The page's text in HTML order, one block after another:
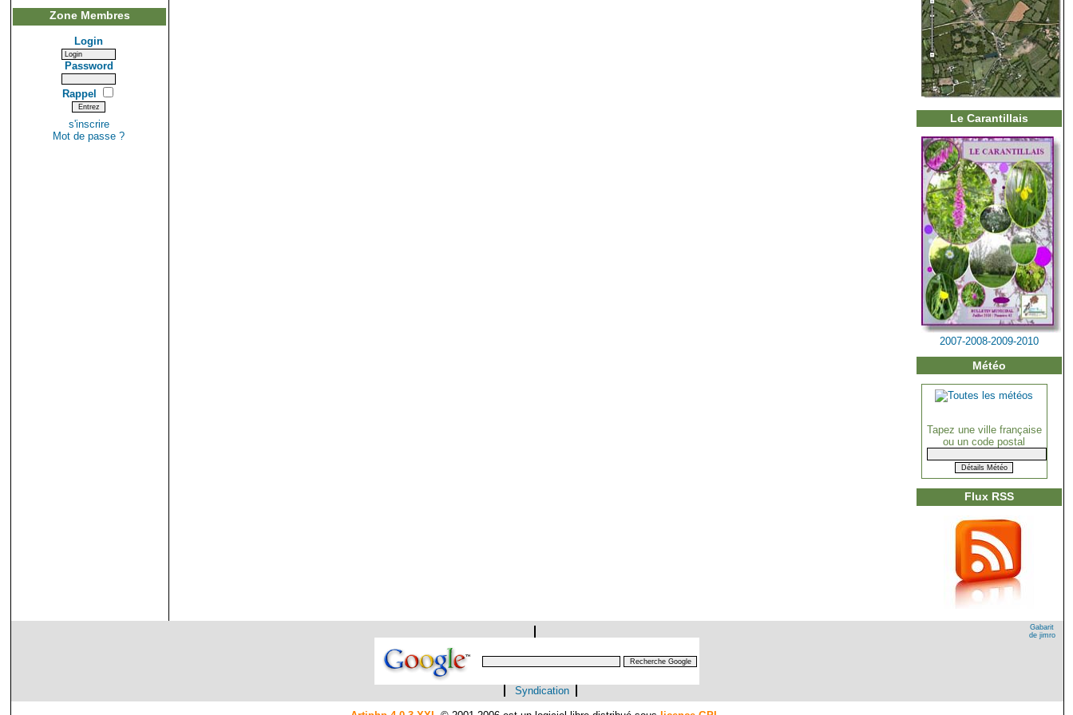
Zone Membres
Login
Password
Rappel
s'inscrire
Mot de passe ?
Le Carantillais
2007-2008-2009-2010
Météo
Tapez une ville française
ou un code postal
Flux RSS
Syndication
Gabarit
de jimro